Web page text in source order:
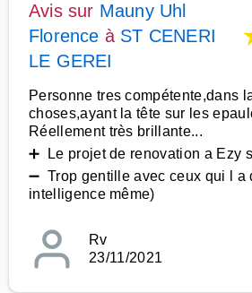
Avis sur Mauny Uhl
Florence à ST CENERI
LE GEREI
Personne tres compétente,dans
choses,ayant la tête sur les
Réellement très brillante...
➕ Le projet de renovation a Ezy
➖ Trop gentille avec ceux qui l a
intelligence même)
Rv
23/11/2021